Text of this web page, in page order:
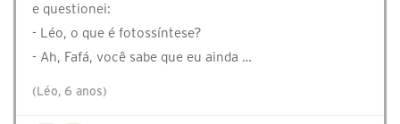
e questionei:
- Léo, o que é fotossíntese?
- Ah, Fafá, você sabe que eu ainda …
(Léo, 6 anos)